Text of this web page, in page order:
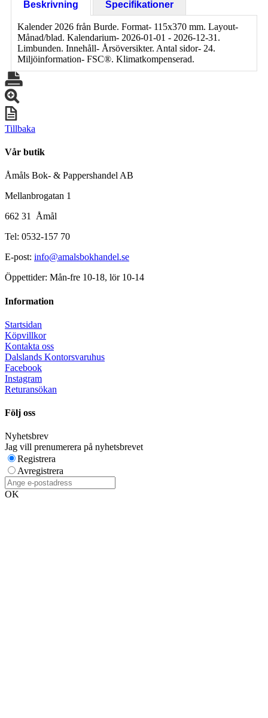
Beskrivning Specifikationer
Kalender 2026 från Burde. Format- 115x370 mm. Layout-
Månad/blad. Kalendarium- 2026-01-01 - 2026-12-31.
Limbunden. Innehåll- Årsöversikter. Antal sidor- 24.
Miljöinformation- FSC®. Klimatkompenserad.
Tillbaka
Vår butik
Åmåls Bok- & Pappershandel AB
Mellanbrogatan 1
662 31 Åmål
Tel: 0532-157 70
E-post: info@amalsbokhandel.se
Öppettider: Mån-fre 10-18, lör 10-14
Information
Startsidan
Köpvillkor
Kontakta oss
Dalslands Kontorsvaruhus
Facebook
Instagram
Returansökan
Följ oss
Nyhetsbrev
Jag vill prenumerera på nyhetsbrevet
Registrera
Avregistrera
OK